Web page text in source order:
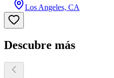
Los Angeles, CA
Descubre más